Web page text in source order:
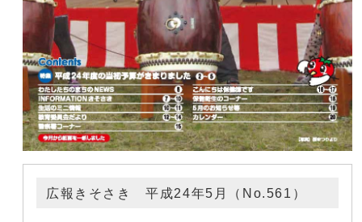
広報きそさき 平成24年5月（No.561）